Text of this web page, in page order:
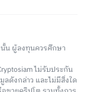
นั้น ผู้ลงทุนควรศึกษา
ไม่รับประกัน
ดังกล่าว และไม่มีสิ่งใด